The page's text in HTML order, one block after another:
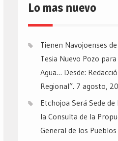
Lo mas nuevo
Tienen Navojoenses
Tesia Nuevo Pozo
Agua… Desde:
Regional”. 7 agosto,
Etchojoa Será Sede
la Consulta de la
General de los